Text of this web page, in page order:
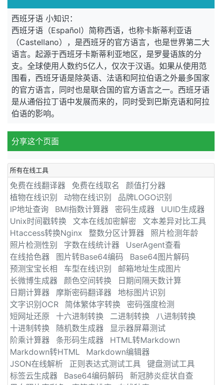
西班牙语 小知识：
西班牙语（Español）简称西语，也称卡斯蒂利亚语
（Castellano），是西班牙的官方语言，也是世界第二大
语言。起源于西班牙卡斯蒂利亚地区，是罗曼语族的分
支。全球使用人数约5亿人，仅次于汉语。如果从使用范
围看，西班牙语是除英语、法语和阿拉伯语之外最多国家
的官方语言，同时也是联合国的官方语言之一。西班牙语
是从通俗拉丁语中发展而来的，同时受到巴斯克语和阿拉
伯语的影响。
分享这个页面
所有在线工具
免费在线翻译器 免费在线取名
颜值打分器
植物在线识别
动物在线识别
品牌LOGO识别
IP地址查询
BMI指数计算器 密码生成器
UUID生成器
Unix时间戳转换
文本在线加密解密
文本差异对比工具
Htaccess转换Nginx
整数分区计算器
照片检测年龄
照片检测性别
字数在线统计器
UserAgent查看
在线拾色器
图片转Base64编码
Base64图片解码
预测宝宝长相
车型在线识别
邮箱地址生成图片
长微博生成器
颜色空间转换
日期间隔天数计算
日期计算器
摩斯密码翻译器
地标图片识别
文字识别OCR
简体繁体字转换
密码强度检测
短网址还原
十六进制转换 二进制转换
八进制转换
十进制转换
随机数生成器
显示器屏幕测试
阶乘计算器
条形码生成器
HTML转Markdown
Markdown转HTML
Markdown编辑器
JSON在线解析
正则表达式测试工具
键盘测试工具
标签云生成器
Base64编码解码
新冠肺炎症状自查